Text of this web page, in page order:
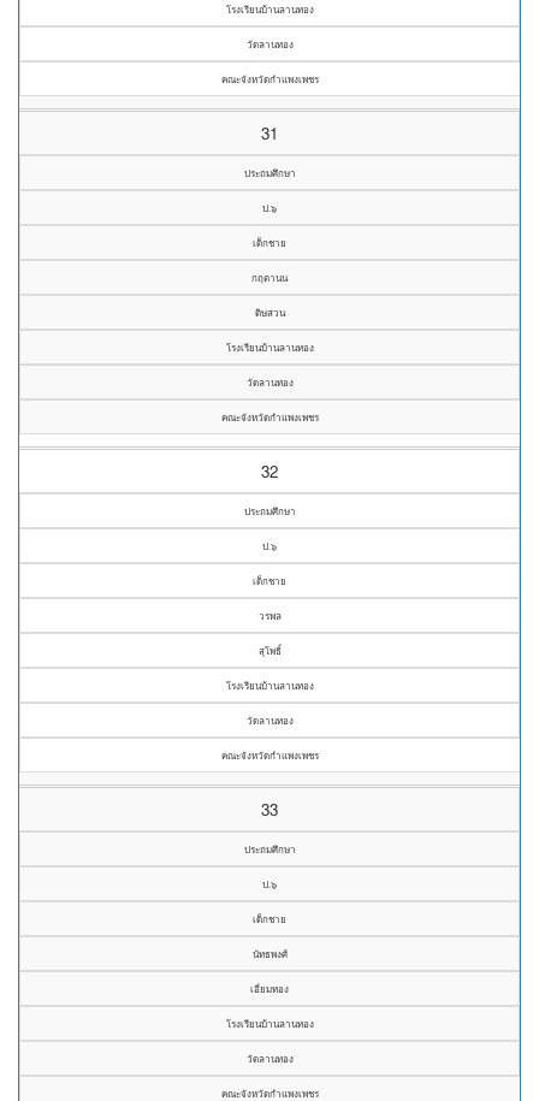
โรงเรียนบ้านลานทอง
วัดลานทอง
คณะจังหวัดกำแพงเพชร
31
ประถมศึกษา
ป.๖
เด็กชาย
กฤตานน
ดิษสวน
โรงเรียนบ้านลานทอง
วัดลานทอง
คณะจังหวัดกำแพงเพชร
32
ประถมศึกษา
ป.๖
เด็กชาย
วรพล
สุโพธิ์
โรงเรียนบ้านลานทอง
วัดลานทอง
คณะจังหวัดกำแพงเพชร
33
ประถมศึกษา
ป.๖
เด็กชาย
นัทธพงศ์
เอี่ยมทอง
โรงเรียนบ้านลานทอง
วัดลานทอง
คณะจังหวัดกำแพงเพชร